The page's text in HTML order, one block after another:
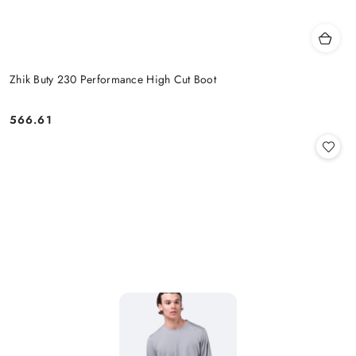
Zhik Buty 230 Performance High Cut Boot
Cena:
566.61